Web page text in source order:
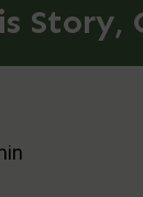
Story,